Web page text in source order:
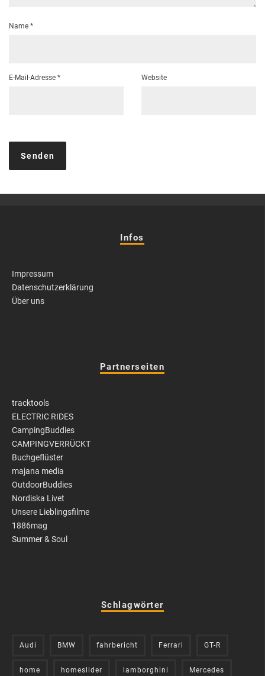
Name *
E-Mail-Adresse * Website
Infos
Impressum
Datenschutzerklärung
Über uns
Partnerseiten
tracktools
ELECTRIC RIDES
CampingBuddies
CAMPINGVERRÜCKT
Buchgeflüster
majana media
OutdoorBuddies
Nordiska Livet
Unsere Lieblingsfilme
1886mag
Summer & Soul
Schlagwörter
Audi BMW fahrbericht Ferrari GT-R
home homeslider lamborghini Mercedes